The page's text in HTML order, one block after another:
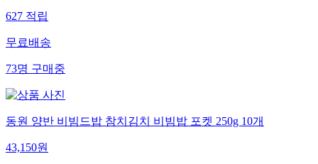
627 적립
무료배송
73명 구매중
동원 양반 비빔드밥 참치김치 비빔밥 포켓 250g 10개
43,150원